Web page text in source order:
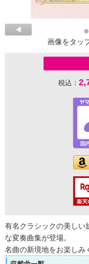
画像をタッ
税込：
有名クラシックの美しい
な変奏曲集が登場。
名曲の新境地をお楽しみ